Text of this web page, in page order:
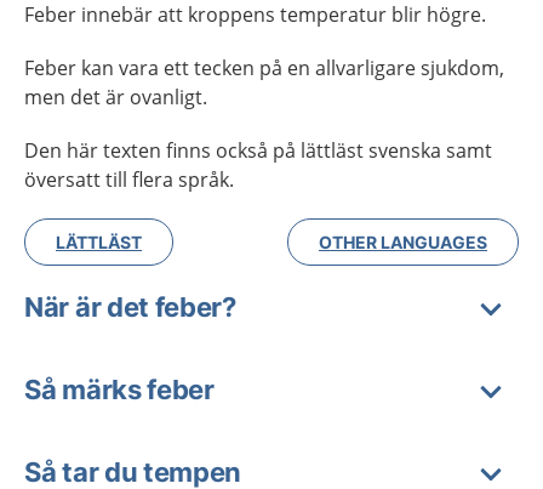
Feber innebär att kroppens temperatur blir högre.
Feber kan vara ett tecken på en allvarligare sjukdom,
men det är ovanligt.
Den här texten finns också på lättläst svenska samt
översatt till flera språk.
LÄTTLÄST OTHER LANGUAGES
När är det feber?
Så märks feber
Så tar du tempen